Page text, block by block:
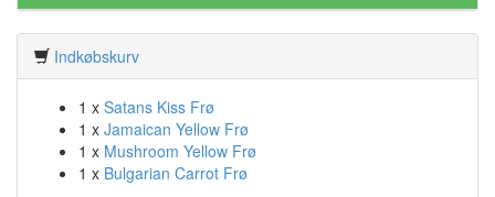
Indkøbskurv
1 x Satans Kiss Frø
1 x Jamaican Yellow Frø
1 x Mushroom Yellow Frø
1 x Bulgarian Carrot Frø